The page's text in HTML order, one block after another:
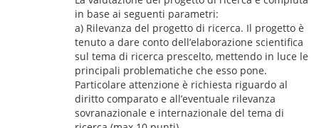
in base ai seguenti parametri:
a) Rilevanza del progetto di ricerca. Il progetto è
tenuto a dare conto dell’elaborazione scientifica
sul tema di ricerca prescelto, mettendo in luce le
principali problematiche che esso pone.
Particolare attenzione è richiesta riguardo al
diritto comparato e all’eventuale rilevanza
sovranazionale e internazionale del tema di